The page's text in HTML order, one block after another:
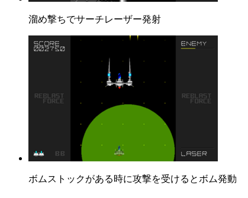
溜め撃ちでサーチレーザー発射
ボムストックがある時に攻撃を受けるとボム発動